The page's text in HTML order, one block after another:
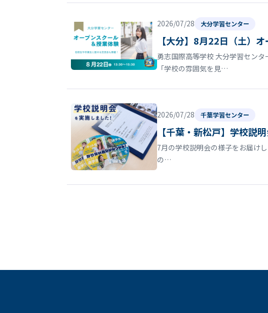
2026/07/28 大分学習センター
【大分】8月22日（土）
勇志国際高等学校 大分学習セン
「学校の雰囲気を見…
2026/07/28 千葉学習センター
【千葉・新松戸】学校説
7月の学校説明会の様子をお届け
の…